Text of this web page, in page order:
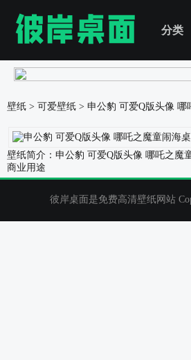
分类
壁纸 > 可爱壁纸 > 申公豹 可爱Q版头像 哪
壁纸简介：申公豹 可爱Q版头像 哪吒之魔
商业用途
彼岸桌面是免费高清壁纸网站